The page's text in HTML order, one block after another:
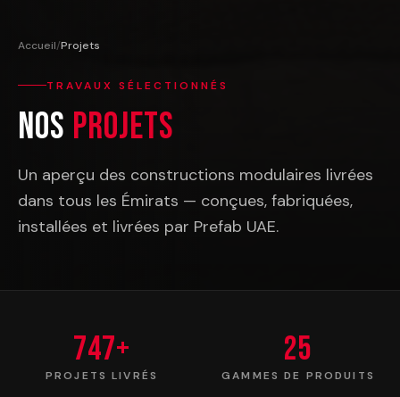
Accueil/Projets
TRAVAUX SÉLECTIONNÉS
Nos Projets
Un aperçu des constructions modulaires livrées
dans tous les Émirats — conçues, fabriquées,
installées et livrées par Prefab UAE.
747+
PROJETS LIVRÉS
25
GAMMES DE PRODUITS